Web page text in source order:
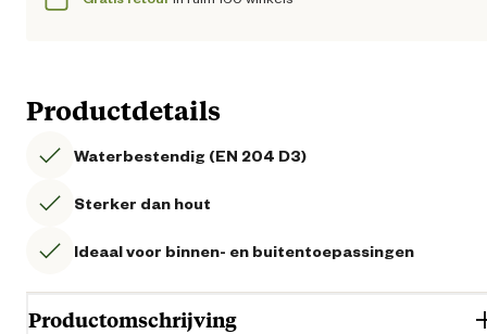
Productdetails
Waterbestendig (EN 204 D3)
Sterker dan hout
Ideaal voor binnen- en buitentoepassingen
Productomschrijving